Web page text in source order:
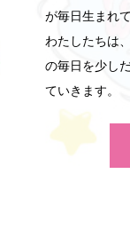
が毎日生まれて
わたしたちは
の毎日を少し
ていきます。